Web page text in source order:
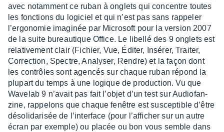
avec notam­ment ce ruban à onglets qui concentre toutes
les fonc­tions du logi­ciel et qui n’est pas sans rappe­ler
l’er­go­no­mie imagi­née par Micro­soft pour la version 2007
de la suite bureau­tique Office. Le libellé des 9 onglets est
rela­ti­ve­ment clair (Fichier, Vue, Éditer, Insé­rer, Trai­ter,
Correc­tion, Spectre, Analy­ser, Rendre) et la façon dont
les contrôles sont agen­cés sur chaque ruban répond la
plupart du temps à une logique de produc­tion. Vu que
Wave­lab 9 n’avait pas fait l’objet d’un test sur Audio­fan­
zine, rappe­lons que chaque fenêtre est suscep­tible d’être
déso­li­da­ri­sée de l’in­ter­face (pour l’af­fi­cher sur un autre
écran par exemple) ou placée ou bon vous semble dans